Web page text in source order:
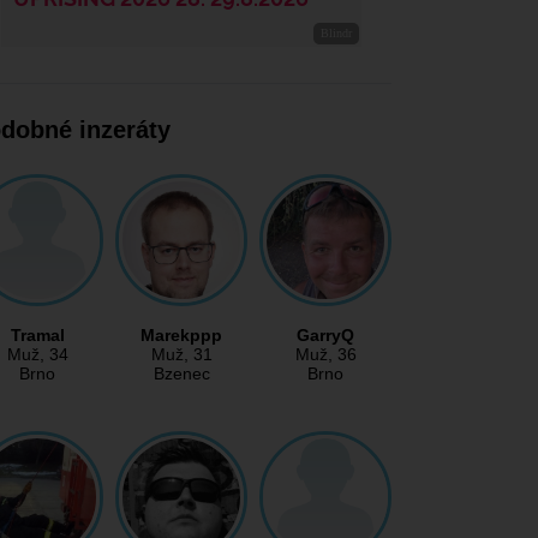
inzeráty
Tramal
Muž, 34
Brno
Marekppp
Muž, 31
Bzenec
GarryQ
Muž, 36
Brno